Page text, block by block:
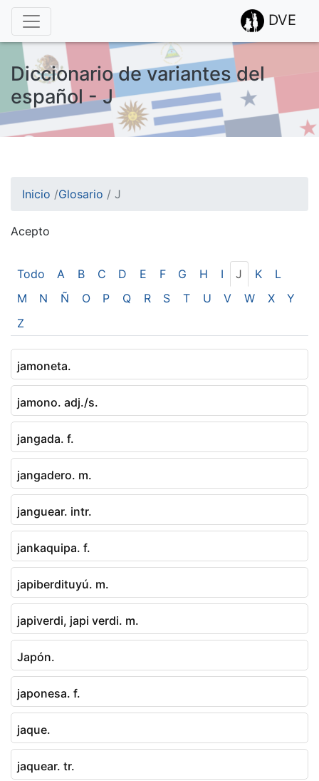
DVE
Diccionario de variantes del
español - J
Inicio /Glosario / J
Acepto
Esto nos ayuda a recolectar estadísticas de las visitas.
Todo A B C D E F G H I J K
L
M
N Ñ O P Q R S T U V W X
Y
Z
jamoneta.
jamono. adj./s.
jangada. f.
jangadero. m.
janguear. intr.
jankaquipa. f.
japiberdituyú. m.
japiverdi, japi verdi. m.
Japón.
japonesa. f.
jaque.
jaquear. tr.